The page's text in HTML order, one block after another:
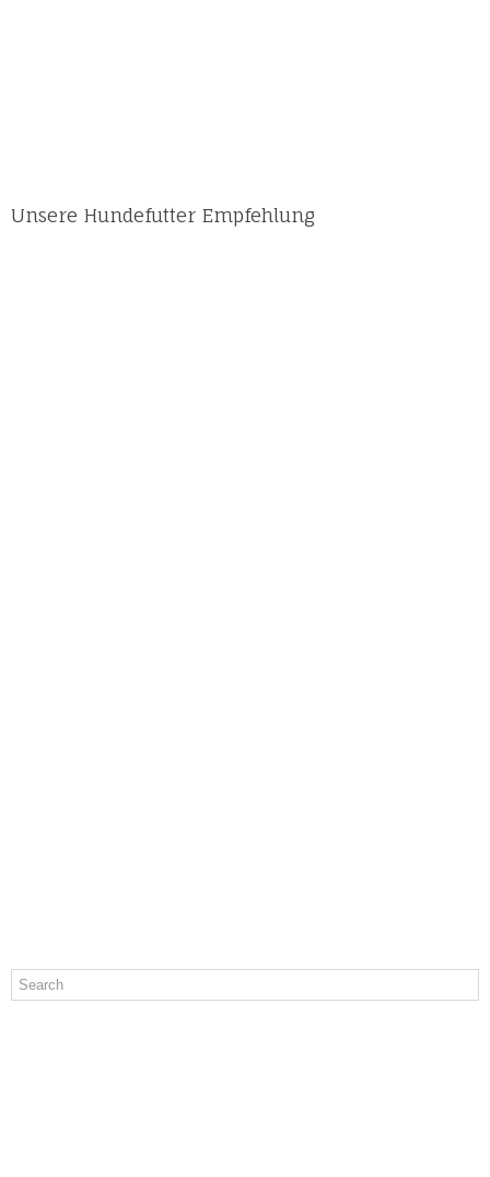
Unsere Hundefutter Empfehlung